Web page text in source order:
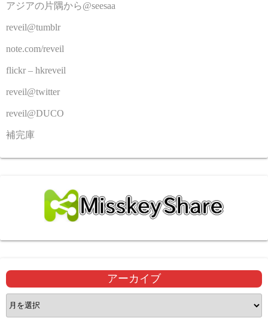
アジアの片隅から@seesaa
reveil@tumblr
note.com/reveil
flickr – hkreveil
reveil@twitter
reveil@DUCO
補完庫
アーカイブ
ア
ー